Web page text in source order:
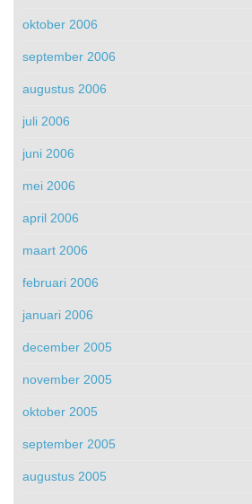
oktober 2006
september 2006
augustus 2006
juli 2006
juni 2006
mei 2006
april 2006
maart 2006
februari 2006
januari 2006
december 2005
november 2005
oktober 2005
september 2005
augustus 2005